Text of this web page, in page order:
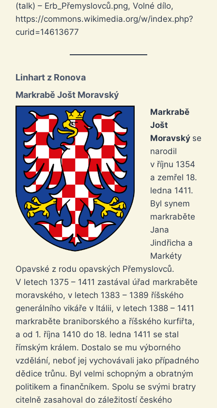
(talk) – Erb_Přemyslovců.png, Volné dílo,
https://commons.wikimedia.org/w/index.php?
curid=14613677
Linhart z Ronova
Markrabě Jošt Moravský
Markrabě
Jošt
Moravský se
narodil
v říjnu 1354
a zemřel 18.
ledna 1411.
Byl synem
markraběte
Jana
Jindřicha a
Markéty
Opavské z rodu opavských Přemyslovců.
V letech 1375 – 1411 zastával úřad markraběte
moravského, v letech 1383 – 1389 říšského
generálního vikáře v Itálii, v letech 1388 – 1411
markraběte braniborského a říšského kurfiřta,
a od 1. října 1410 do 18. ledna 1411 se stal
římským králem. Dostalo se mu výborného
vzdělání, neboť jej vychovávali jako případného
dědice trůnu. Byl velmi schopným a obratným
politikem a finančníkem. Spolu se svými bratry
citelně zasahoval do záležitostí českého